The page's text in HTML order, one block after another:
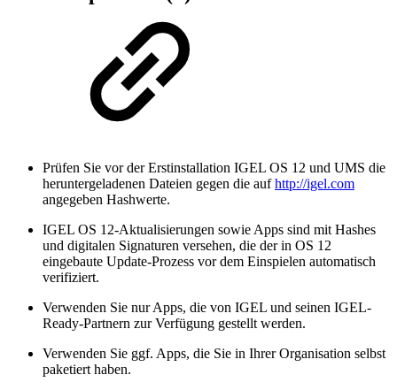
Prüfen Sie vor der Erstinstallation IGEL OS 12 und UMS die
heruntergeladenen Dateien gegen die aufhttp://igel.com
angegeben Hashwerte.
IGEL OS 12-Aktualisierungen sowie Apps sind mit Hashes
und digitalen Signaturen versehen, die der in OS 12
eingebaute Update-Prozess vor dem Einspielen automatisch
verifiziert.
Verwenden Sie nur Apps, die von IGEL und seinen IGEL-
Ready-Partnern zur Verfügung gestellt werden.
Verwenden Sie ggf. Apps, die Sie in Ihrer Organisation selbst
paketiert haben.